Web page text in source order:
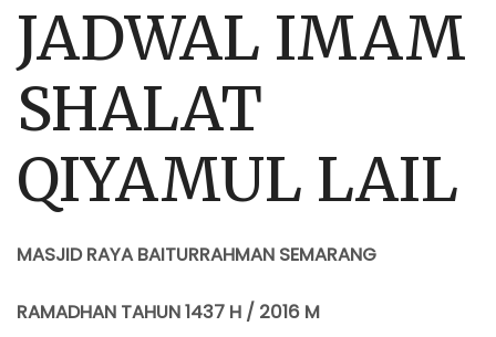
JADWAL IMAM
SHALAT
QIYAMUL LAIL
MASJID RAYA BAITURRAHMAN SEMARANG
RAMADHAN TAHUN 1437 H / 2016 M